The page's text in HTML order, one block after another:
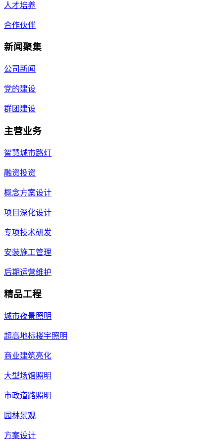
人才培养
合作伙伴
新闻聚集
公司新闻
党的建设
群团建设
主营业务
智慧城市路灯
融资投资
概念方案设计
项目深化设计
专项技术研发
安装施工管理
后期运营维护
精品工程
城市夜景照明
超高地标楼宇照明
商业建筑亮化
大型场馆照明
市政道路照明
园林景观
方案设计